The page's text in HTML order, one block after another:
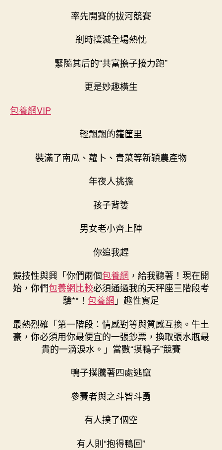
率先開賽的拔河競賽
剎時撲滅全場熱忱
緊隨其后的“共富擔子接力跑”
更是妙趣橫生
包養網VIP
輕飄飄的籮筐里
裝滿了南瓜、蘿卜、青菜等新穎農產物
年夜人挑擔
孩子背簍
男女老小齊上陣
你追我趕
競技性與興「你們兩個包養網 ，給我聽著！現在開
始，你們包養網比較必須通過我的天秤座三階段考
驗**！ 包養網 」趣性實足
最熱烈確「第一階段：情感對等與質感互換。牛土
豪，你必須用你最便宜的一張鈔票，換取張水瓶最
貴的一滴淚水。」當數“摸鴨子”競賽
鴨子撲騰著四處逃竄
參賽者與之斗智斗勇
有人撲了個空
有人則“抱得鴨回”